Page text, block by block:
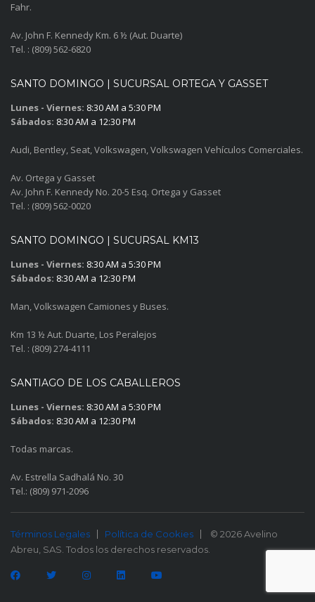
Fahr.
Av. John F. Kennedy Km. 6 ½ (Aut. Duarte)
Tel. : (809) 562-6820
SANTO DOMINGO | SUCURSAL ORTEGA Y GASSET
Lunes - Viernes: 8:30 AM a 5:30 PM
Sábados: 8:30 AM a 12:30 PM
Audi, Bentley, Seat, Volkswagen, Volkswagen Vehículos Comerciales.
Av. Ortega y Gasset
Av. John F. Kennedy No. 20-5 Esq. Ortega y Gasset
Tel. : (809) 562-0020
SANTO DOMINGO | SUCURSAL KM13
Lunes - Viernes: 8:30 AM a 5:30 PM
Sábados: 8:30 AM a 12:30 PM
Man, Volkswagen Camiones y Buses.
Km 13 ½ Aut. Duarte, Los Peralejos
Tel. : (809) 274-4111
SANTIAGO DE LOS CABALLEROS
Lunes - Viernes: 8:30 AM a 5:30 PM
Sábados: 8:30 AM a 12:30 PM
Todas marcas.
Av. Estrella Sadhalá No. 30
Tel.: (809) 971-2096
Términos Legales Política de Cookies
© 2026 Avelino
Abreu, SAS. Todos los derechos reservados.